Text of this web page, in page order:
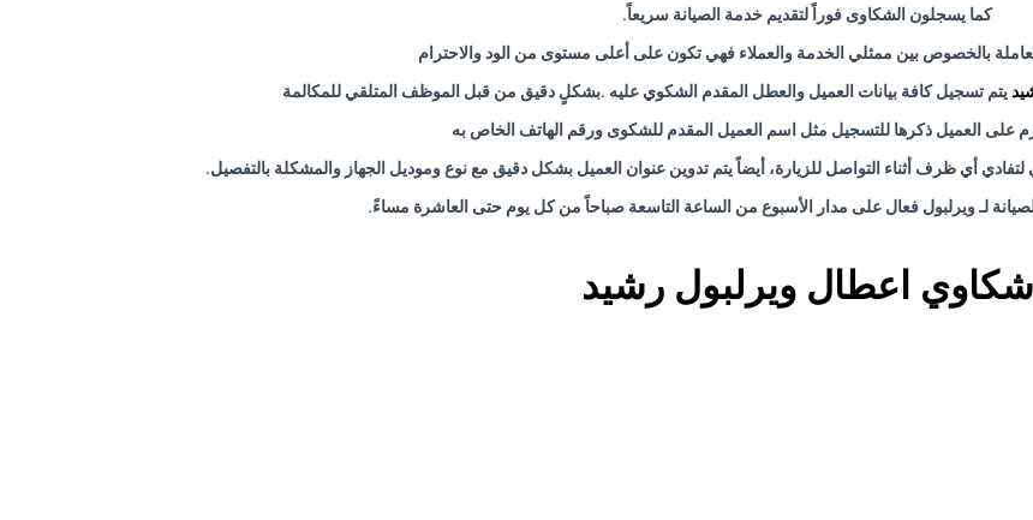
كما يسجلون الشكاوى فوراً لتقديم خدمة الصيانة سريعاً.
بالخصوص بين ممثلي الخدمة والعملاء فهي تكون على أعلى مستوى من الود والاحترام
يتم تسجيل كافة بيانات العميل والعطل المقدم الشكوي عليه .بشكلٍ دقيق من قبل الموظف المتلقي للمكالمة
على العميل ذكرها للتسجيل مثل اسم العميل المقدم للشكوى ورقم الهاتف الخاص به
أي ظرف أثناء التواصل للزيارة، أيضاً يتم تدوين عنوان العميل بشكل دقيق مع نوع وموديل الجهاز والمشكلة بالتفصيل.
لـ ويرلبول فعال على مدار الأسبوع من الساعة التاسعة صباحاً من كل يوم حتى العاشرة مساءً.
شكاوي اعطال ويرلبول رشيد